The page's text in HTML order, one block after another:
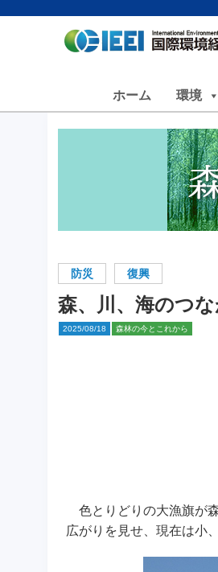
ホーム 環境
防災 復興
森、川、海のつ
2025/08/18 森林の今とこれから
色とりどりの大漁旗が
広がりを見せ、現在は小